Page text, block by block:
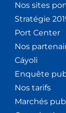
Nos sites
Stratégie
Port Center
Nos
Cáyoli
Enquête
Nos tarifs
Marchés